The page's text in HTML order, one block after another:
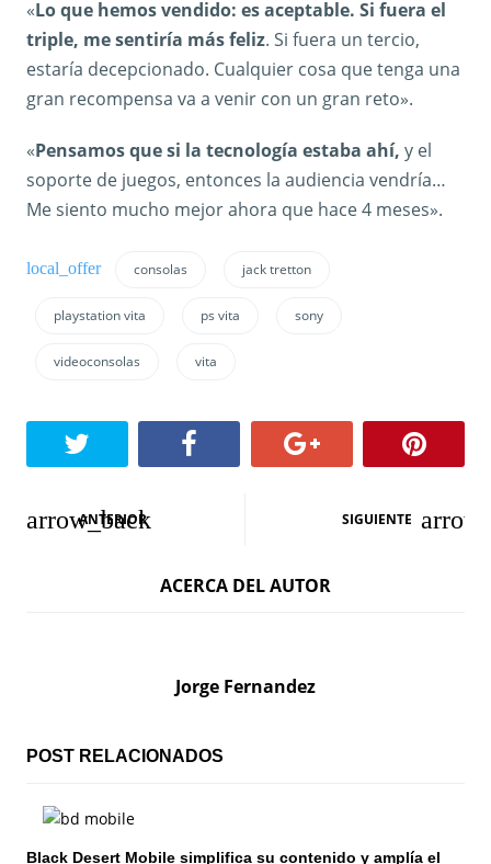
«Lo que hemos vendido: es aceptable. Si fuera el
triple, me sentiría más feliz. Si fuera un tercio,
estaría decepcionado. Cualquier cosa que tenga una
gran recompensa va a venir con un gran reto».
«Pensamos que si la tecnología estaba ahí, y el
soporte de juegos, entonces la audiencia vendría…
Me siento mucho mejor ahora que hace 4 meses».
consolas jack tretton
playstation vita ps vita sony
videoconsolas vita
N
c
ó
ANTERIOR SIGUIENTE
ACERCA DEL AUTOR
Jorge Fernandez
POST RELACIONADOS
Black Desert Mobile simplifica su contenido y amplía el